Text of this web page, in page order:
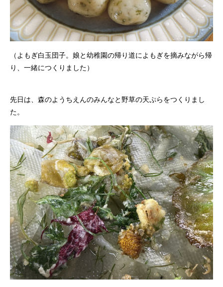
（よもぎ白玉団子。娘と幼稚園の帰り道によもぎを摘みながら帰
り、一緒につくりました）
先日は、森のようちえんのみんなと野草の天ぷらをつくりまし
た。